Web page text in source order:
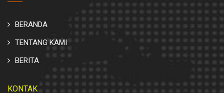
BERANDA
TENTANG KAMI
BERITA
KONTAK